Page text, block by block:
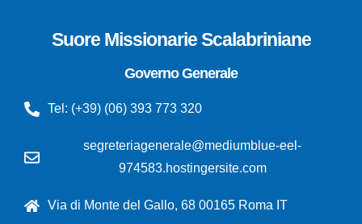
Suore Missionarie Scalabriniane
Governo Generale
Tel: (+39) (06) 393 773 320
segreteriagenerale@mediumblue-eel-
974583.hostingersite.com
Via di Monte del Gallo, 68 00165 Roma IT